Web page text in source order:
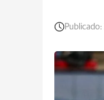
Publicado: